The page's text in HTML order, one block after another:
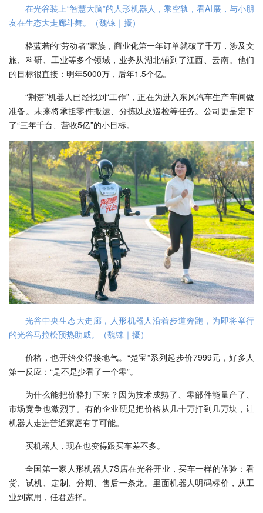
在光谷装上“智慧大脑”的人形机器人，乘空轨，看AI展，与小朋
友在生态大走廊斗舞。（魏铼｜摄）
格蓝若的“劳动者”家族，商业化第一年订单就破了千万，涉及文
旅、科研、工业等多个领域，业务从湖北铺到了江西、云南。他们
的目标很直接：明年5000万，后年1.5个亿。
“荆楚”机器人已经找到“工作”，正在为进入东风汽车生产车间做
准备。未来将承担零件搬运、分拣以及巡检等任务。公司更是定下
了“三年千台、营收5亿”的小目标。
光谷中央生态大走廊，人形机器人沿着步道奔跑，为即将举行
的光谷马拉松预热助威。（魏铼｜摄）
价格，也开始变得接地气。“楚宝”系列起步价7999元，好多人
第一反应：“是不是少看了一个零”。
为什么能把价格打下来？因为技术成熟了、零部件能量产了、
市场竞争也激烈了。有的企业硬是把价格从几十万打到几万块，让
机器人走进普通家庭有了可能。
买机器人，现在也变得跟买车差不多。
全国第一家人形机器人7S店在光谷开业，买车一样的体验：看
货、试机、定制、分期、售后一条龙。里面机器人明码标价，从工
业到家用，任君选择。